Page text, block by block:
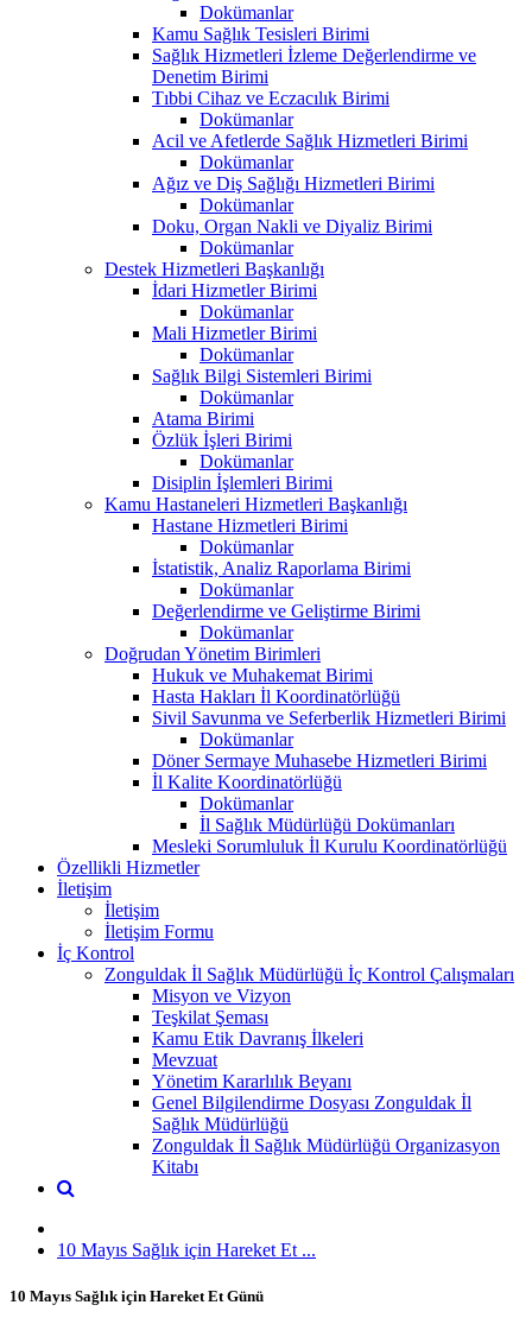
Dokümanlar
Kamu Sağlık Tesisleri Birimi
Sağlık Hizmetleri İzleme Değerlendirme ve
Denetim Birimi
Tıbbi Cihaz ve Eczacılık Birimi
Dokümanlar
Acil ve Afetlerde Sağlık Hizmetleri Birimi
Dokümanlar
Ağız ve Diş Sağlığı Hizmetleri Birimi
Dokümanlar
Doku, Organ Nakli ve Diyaliz Birimi
Dokümanlar
Destek Hizmetleri Başkanlığı
İdari Hizmetler Birimi
Dokümanlar
Mali Hizmetler Birimi
Dokümanlar
Sağlık Bilgi Sistemleri Birimi
Dokümanlar
Atama Birimi
Özlük İşleri Birimi
Dokümanlar
Disiplin İşlemleri Birimi
Kamu Hastaneleri Hizmetleri Başkanlığı
Hastane Hizmetleri Birimi
Dokümanlar
İstatistik, Analiz Raporlama Birimi
Dokümanlar
Değerlendirme ve Geliştirme Birimi
Dokümanlar
Doğrudan Yönetim Birimleri
Hukuk ve Muhakemat Birimi
Hasta Hakları İl Koordinatörlüğü
Sivil Savunma ve Seferberlik Hizmetleri Birimi
Dokümanlar
Döner Sermaye Muhasebe Hizmetleri Birimi
İl Kalite Koordinatörlüğü
Dokümanlar
İl Sağlık Müdürlüğü Dokümanları
Mesleki Sorumluluk İl Kurulu Koordinatörlüğü
Özellikli Hizmetler
İletişim
İletişim
İletişim Formu
İç Kontrol
Zonguldak İl Sağlık Müdürlüğü İç Kontrol Çalışmaları
Misyon ve Vizyon
Teşkilat Şeması
Kamu Etik Davranış İlkeleri
Mevzuat
Yönetim Kararlılık Beyanı
Genel Bilgilendirme Dosyası Zonguldak İl
Sağlık Müdürlüğü
Zonguldak İl Sağlık Müdürlüğü Organizasyon
Kitabı
10 Mayıs Sağlık için Hareket Et ...
10 Mayıs Sağlık için Hareket Et Günü